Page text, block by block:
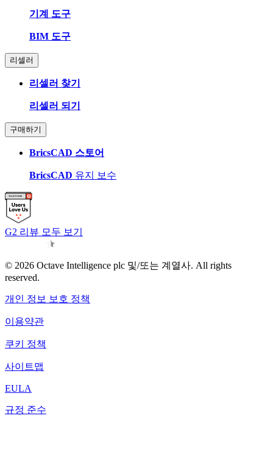
기계 도구
BIM 도구
리셀러
리셀러 찾기
리셀러 되기
구매하기
BricsCAD 스토어
BricsCAD 유지 보수
G2 리뷰 모두 보기
© 2026 Octave Intelligence plc 및/또는 계열사. All rights
reserved.
개인 정보 보호 정책
이용약관
쿠키 정책
사이트맵
EULA
규정 준수